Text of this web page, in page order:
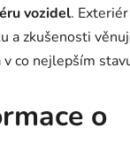
vozidel.
a zkušenosti
co nejlepším
o